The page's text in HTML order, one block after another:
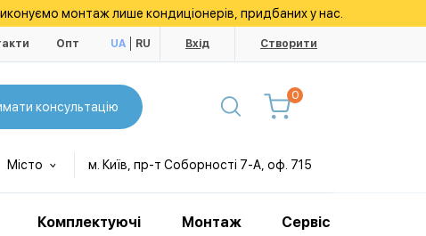
монтаж лише кондиціонерів, придбаних у нас.
Опт UA RU Вхід Створити
консультацію
0
Місто м. Київ, пр-т Соборності 7-А, оф. 715
Комплектуючі Монтаж Сервіс